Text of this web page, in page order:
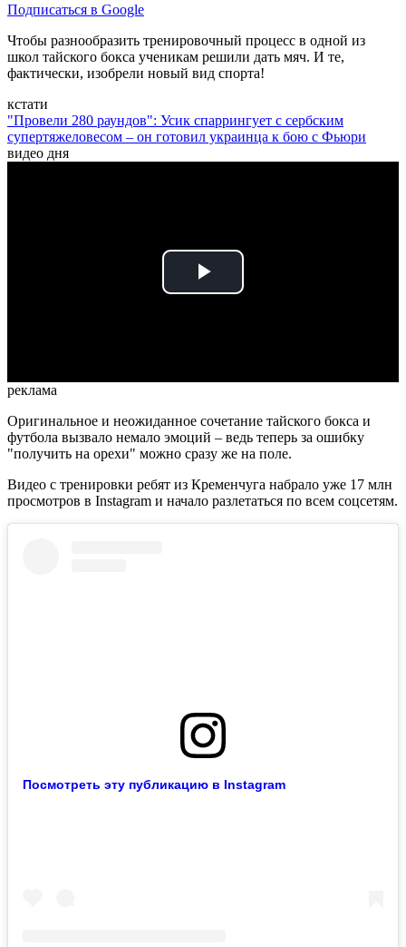
Подписаться в Google
Чтобы разнообразить тренировочный процесс в одной из
школ тайского бокса ученикам решили дать мяч. И те,
фактически, изобрели новый вид спорта!
кстати
"Провели 280 раундов": Усик спаррингует с сербским
супертяжеловесом – он готовил украинца к бою с Фьюри
видео дня
Play
реклама
Оригинальное и неожиданное сочетание тайского бокса и
футбола вызвало немало эмоций – ведь теперь за ошибку
"получить на орехи" можно сразу же на поле.
Видео с тренировки ребят из Кременчуга набрало уже 17 млн
просмотров в Instagram и начало разлетаться по всем соцсетям.
Посмотреть эту публикацию в Instagram